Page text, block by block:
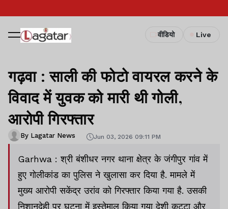
वीडियो Live
गढ़वा : साली की फोटो वायरल करने के
विवाद में युवक को मारी थी गोली,
आरोपी गिरफ्तार
By Lagatar News Jun 03, 2026 09:11 PM
Garhwa : श्री बंशीधर नगर थाना क्षेत्र के जंगीपुर गांव में
हुए गोलीकांड का पुलिस ने खुलासा कर दिया है. मामले में
मुख्य आरोपी सकेंद्र उरांव को गिरफ्तार किया गया है. उसकी
निशानदेही पर घटना में इस्तेमाल किया गया देशी कट्टा और